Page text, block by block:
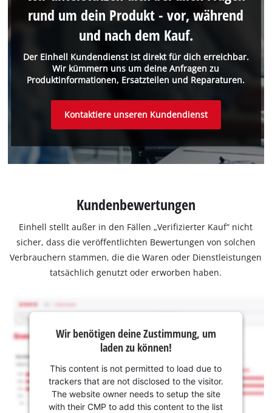
Der Einhell Kundendienst ist direkt für dich erreichbar.
Wir kümmern uns um deine Anfragen zu
Produktinformationen, Ersatzteilen und Reparaturen.
rund um dein Produkt - vor, während
und nach dem Kauf.
Kontaktiere unseren Kundendienst
Kundenbewertungen
Einhell stellt außer in den Fällen „Verifizierter Kauf“ nicht
sicher, dass die veröffentlichten Bewertungen von solchen
Verbrauchern stammen, die die Waren oder Dienstleistungen
tatsächlich genutzt oder erworben haben.
Wir benötigen deine Zustimmung, um
laden zu können!
This content is not permitted to load due to
trackers that are not disclosed to the visitor.
The website owner needs to setup the site
with their CMP to add this content to the list